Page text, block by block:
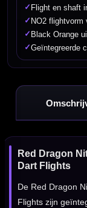
✓ Flight en shaft
✓ NO2 flightvorm
✓ Black Orange
✓Geïntegreerde
Red Dragon
Dart Flights
De Red Dragon
Flights zijn